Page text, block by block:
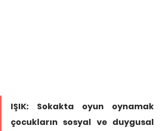
IŞIK: Sokakta oyun oynamak
çocukların sosyal ve duygusal